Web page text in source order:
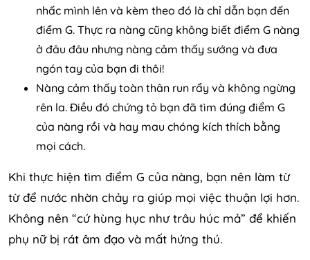
nhấc mình lên và kèm theo đó là chỉ dẫn bạn đến
điểm G. Thực ra nàng cũng không biết điểm G nàng
ở đâu đâu nhưng nàng cảm thấy sướng và đưa
ngón tay của bạn đi thôi!
Nàng cảm thấy toàn thân run rẩy và không ngừng
rên la. Điều đó chứng tỏ bạn đã tìm đúng điểm G
của nàng rồi và hay mau chóng kích thích bằng
mọi cách.
Khi thực hiện tìm điểm G của nàng, bạn nên làm từ
từ để nước nhờn chảy ra giúp mọi việc thuận lợi hơn.
Không nên “cứ hùng hục như trâu húc mả” để khiến
phụ nữ bị rát âm đạo và mất hứng thú.